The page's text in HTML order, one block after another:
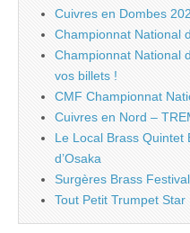
Cuivres en Dombes
Championnat National
Championnat National
vos billets !
CMF Championnat
Cuivres en Nord –
Le Local Brass Quintet
d’Osaka
Surgères Brass
Tout Petit Trumpet Star